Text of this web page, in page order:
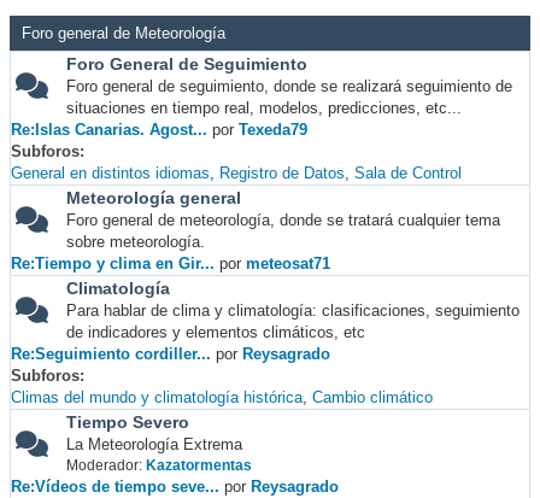
Foro general de Meteorología
Foro General de Seguimiento
Foro general de seguimiento, donde se realizará seguimiento de
situaciones en tiempo real, modelos, predicciones, etc...
Re:Islas Canarias. Agost... por Texeda79
Subforos
General en distintos idiomas
Registro de Datos Sala de Control
Meteorología general
Foro general de meteorología, donde se tratará cualquier tema
sobre meteorología.
Re:Tiempo y clima en Gir... por meteosat71
Climatología
Para hablar de clima y climatología: clasificaciones, seguimiento
de indicadores y elementos climáticos, etc
Re:Seguimiento cordiller... por Reysagrado
Subforos
Climas del mundo y climatología histórica Cambio climático
Tiempo Severo
La Meteorología Extrema
Moderador: Kazatormentas
Re:Vídeos de tiempo seve... por Reysagrado